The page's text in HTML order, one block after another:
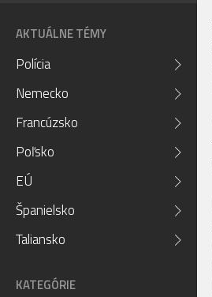
AKTUÁLNE TÉMY
Polícia
Nemecko
Francúzsko
Poľsko
EÚ
Španielsko
Taliansko
KATEGÓRIE